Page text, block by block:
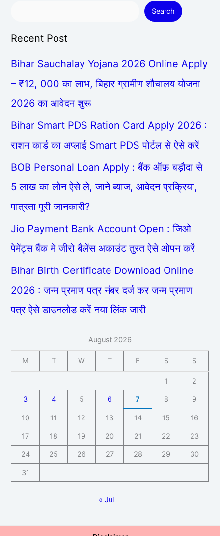
Search
Recent Post
Bihar Sauchalay Yojana 2026 Online Apply
– ₹12, 000 का लाभ, बिहार ग्रामीण शौचालय योजना
2026 का आवेदन शुरू
Bihar Smart PDS Ration Card Apply 2026 :
राशन कार्ड का अप्लाई Smart PDS पोर्टल से ऐसे करें
BOB Personal Loan Apply : बैंक ऑफ़ बड़ौदा से
5 लाख का लोन ऐसे ले, जाने ब्याज, आवेदन प्रक्रिया,
पात्रता पूरी जानकारी?
Jio Payment Bank Account Open : जिओ
पेमेंट्स बैंक में जीरो बैलेंस अकाउंट तुरंत ऐसे ओपन करें
Bihar Birth Certificate Download Online
2026 : जन्म प्रमाण पत्र नंबर दर्ज कर जन्म प्रमाण
पत्र ऐसे डाउनलोड करें नया लिंक जारी
August 2026
M T W T F S S
1 2
3 4 5 6 7 8 9
10 11 12 13 14 15 16
17 18 19 20 21 22 23
24 25 26 27 28 29 30
31
« Jul